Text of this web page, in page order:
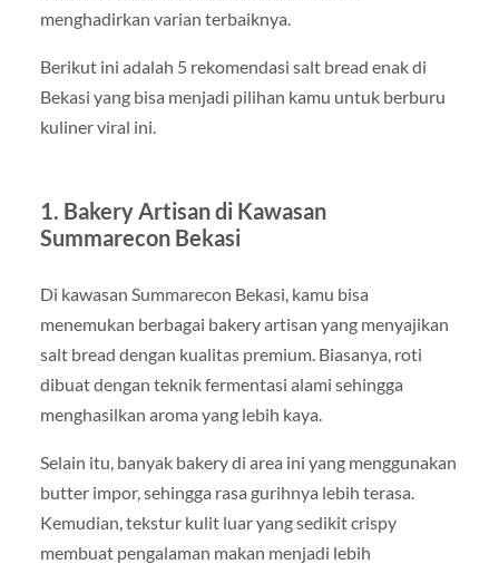
menghadirkan varian terbaiknya.
Berikut ini adalah 5 rekomendasi salt bread enak di
Bekasi yang bisa menjadi pilihan kamu untuk berburu
kuliner viral ini.
1. Bakery Artisan di Kawasan
Summarecon Bekasi
Di kawasan Summarecon Bekasi, kamu bisa
menemukan berbagai bakery artisan yang menyajikan
salt bread dengan kualitas premium. Biasanya, roti
dibuat dengan teknik fermentasi alami sehingga
menghasilkan aroma yang lebih kaya.
Selain itu, banyak bakery di area ini yang menggunakan
butter impor, sehingga rasa gurihnya lebih terasa.
Kemudian, tekstur kulit luar yang sedikit crispy
membuat pengalaman makan menjadi lebih